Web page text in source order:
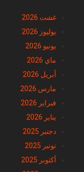
يوليوز 2026
يونيو 2026
ماي 2026
أبريل 2026
مارس 2026
فبراير 2026
يناير 2026
دجنبر 2025
نونبر 2025
أكتوبر 2025
شتنبر 2025